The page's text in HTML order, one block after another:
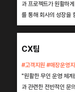
과 프로젝트가 원활하
를 통해 회사의 성장을
CX팀
#고객지원 #매장운영
"원활한 무인 운영 체
과 관련한 전반적인 문